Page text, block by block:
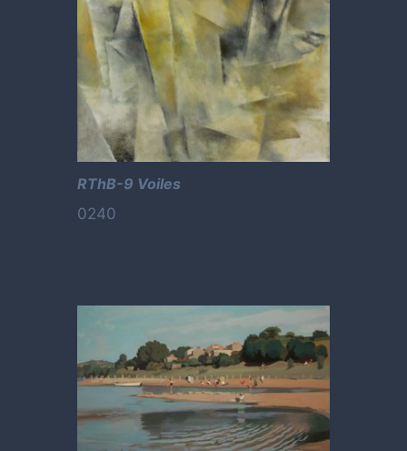
RThB-9 Voiles
0240